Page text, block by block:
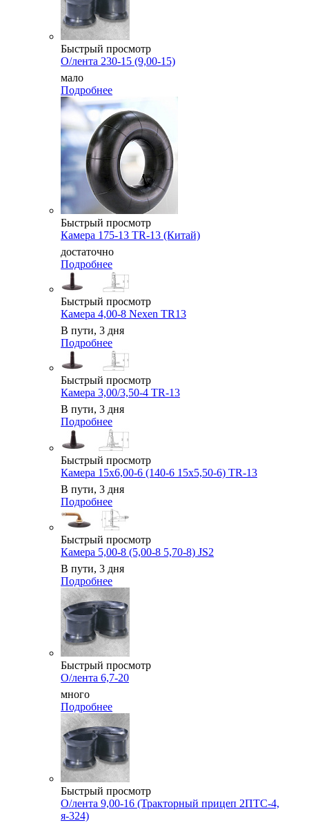
Быстрый просмотр
О/лента 230-15 (9,00-15)
мало
Подробнее
Быстрый просмотр
Камера 175-13 TR-13 (Китай)
достаточно
Подробнее
Быстрый просмотр
Камера 4,00-8 Nexen TR13
В пути, 3 дня
Подробнее
Быстрый просмотр
Камера 3,00/3,50-4 TR-13
В пути, 3 дня
Подробнее
Быстрый просмотр
Камера 15x6,00-6 (140-6 15x5,50-6) TR-13
В пути, 3 дня
Подробнее
Быстрый просмотр
Камера 5,00-8 (5,00-8 5,70-8) JS2
В пути, 3 дня
Подробнее
Быстрый просмотр
О/лента 6,7-20
много
Подробнее
Быстрый просмотр
О/лента 9,00-16 (Тракторный прицеп 2ПТС-4,
я-324)